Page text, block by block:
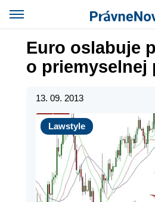
Euro oslabuje
o priemyselnej
13. 09. 2013
Lawstyle
Lawstyle